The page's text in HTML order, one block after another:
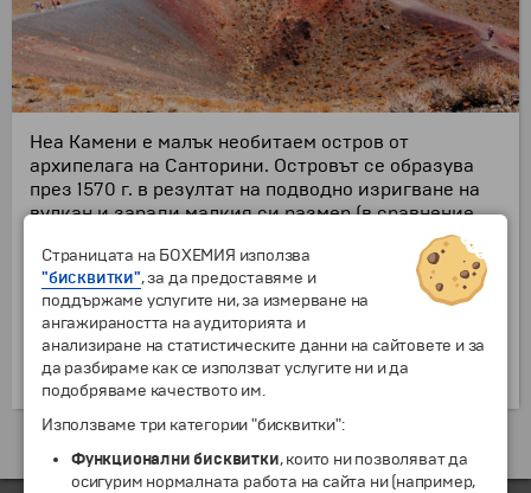
Неа Камени е малък необитаем остров от
архипелага на Санторини. Островът се образува
през 1570 г. в резултат на подводно изригване на
вулкан и заради малкия си размер (в сравнение
със съседния остров Палеа Камени) бил наречен
Микри Камени. В последствие вулканичната
дейност не стихвала и островът многократно
увеличил размерите си, изменил очертанията си и
получил днешното си име. На острова няма прясна
вода, растителността е оскъдна, а необичайният
вулканичен ландшафт привлича много туристи.
Страницата на БОХЕМИЯ използва
"бисквитки", за да предоставяме и
поддържаме услугите ни, за измерване на
ангажираността на аудиторията и
анализиране на статистическите данни на сайтовете и за
да разбираме как се използват услугите ни и да
подобряваме качеството им.
Използваме три категории "бисквитки":
Функционални бисквитки, които ни позволяват да
осигурим нормалната работа на сайта ни (например,